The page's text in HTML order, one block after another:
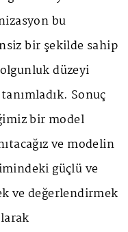
bu
bir şekilde sahip
düzeyi
Sonuç
bir model
ve modelin
güçlü ve
ve değerlendirmek